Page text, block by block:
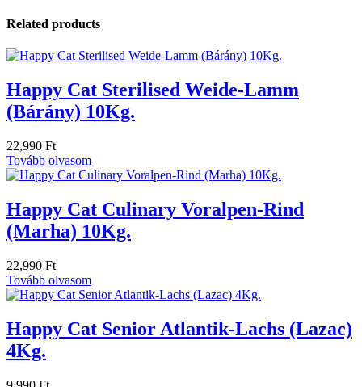
Related products
Happy Cat Sterilised Weide-Lamm
(Bárány) 10Kg.
22,990 Ft
Tovább olvasom
Happy Cat Culinary Voralpen-Rind
(Marha) 10Kg.
22,990 Ft
Tovább olvasom
Happy Cat Senior Atlantik-Lachs (Lazac)
4Kg.